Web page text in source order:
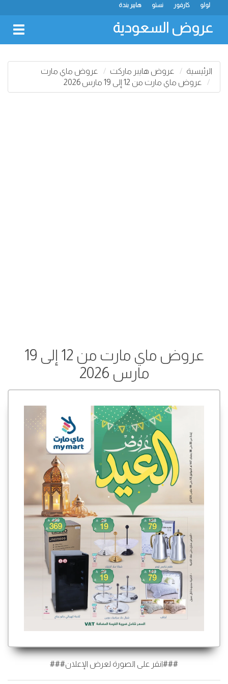
هايبر بندة نستو كارفور لولو
عروض السعودية
الرئيسية عروض هايبر ماركت
عروض ماي مارت
عروض ماي مارت من 12 إلى 19 مارس 2026
عروض ماي مارت من 12 إلى 19
مارس 2026
###انقر على الصورة لعرض الإعلان###